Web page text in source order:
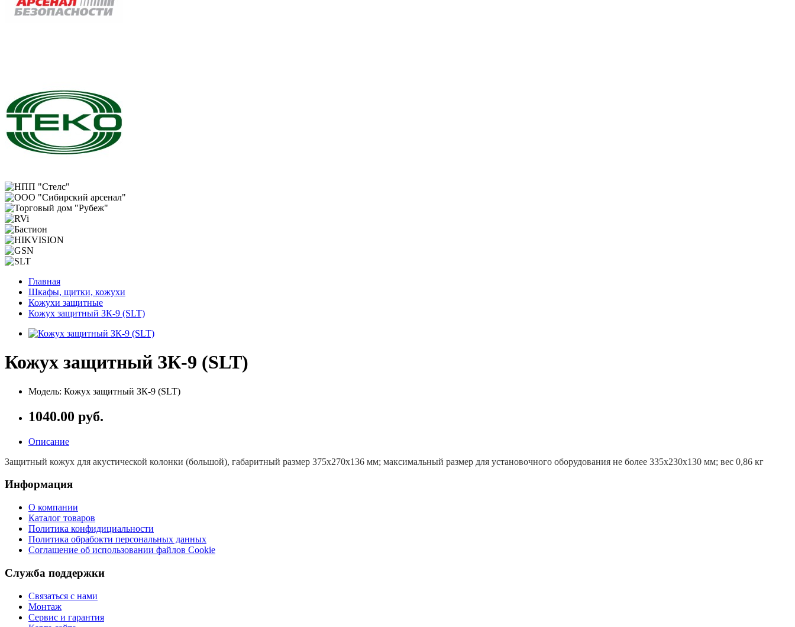
Главная
Шкафы, щитки, кожухи
Кожухи защитные
Кожух защитный ЗК-9 (SLT)
Кожух защитный ЗК-9 (SLT)
Модель: Кожух защитный ЗК-9 (SLT)
1040.00 руб.
Описание
Защитный кожух для акустической колонки (большой), габаритный размер 375х270х136 мм; максимальный размер для установочного оборудования не более 335х230х130 мм; вес 0,86 кг
Информация
О компании
Каталог товаров
Политика конфидициальности
Политика обрабокти персональных данных
Соглашение об использовании файлов Cookie
Служба поддержки
Связаться с нами
Монтаж
Сервис и гарантия